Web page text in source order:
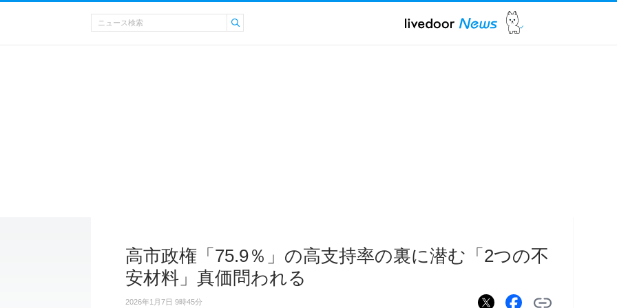
高市政権「75.9％」の高支持率の裏に潜む「2つの不
安材料」真価問われる
2026年1月7日 9時45分